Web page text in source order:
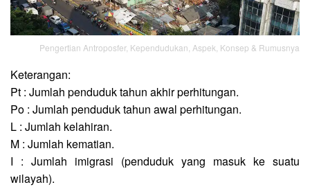
Pengertian Antroposfer, Kependudukan, Aspek, Konsep & Rumusnya
Keterangan:
Pt : Jumlah penduduk tahun akhir perhitungan.
Po : Jumlah penduduk tahun awal perhitungan.
L : Jumlah kelahiran.
M : Jumlah kematian.
I : Jumlah imigrasi (penduduk yang masuk ke suatu
wilayah).